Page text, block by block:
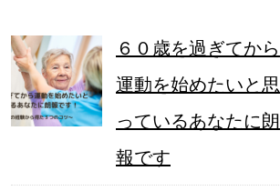
６０歳を過ぎてから
運動を始めたいと思
っているあなたに朗
報です